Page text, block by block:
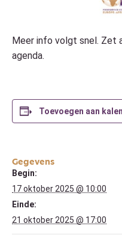
Meer info volgt snel. Zet
agenda.
Toevoegen aan
Gegevens
Begin:
17 oktober 2025 @ 10:00
Einde:
21 oktober 2025 @ 17:00